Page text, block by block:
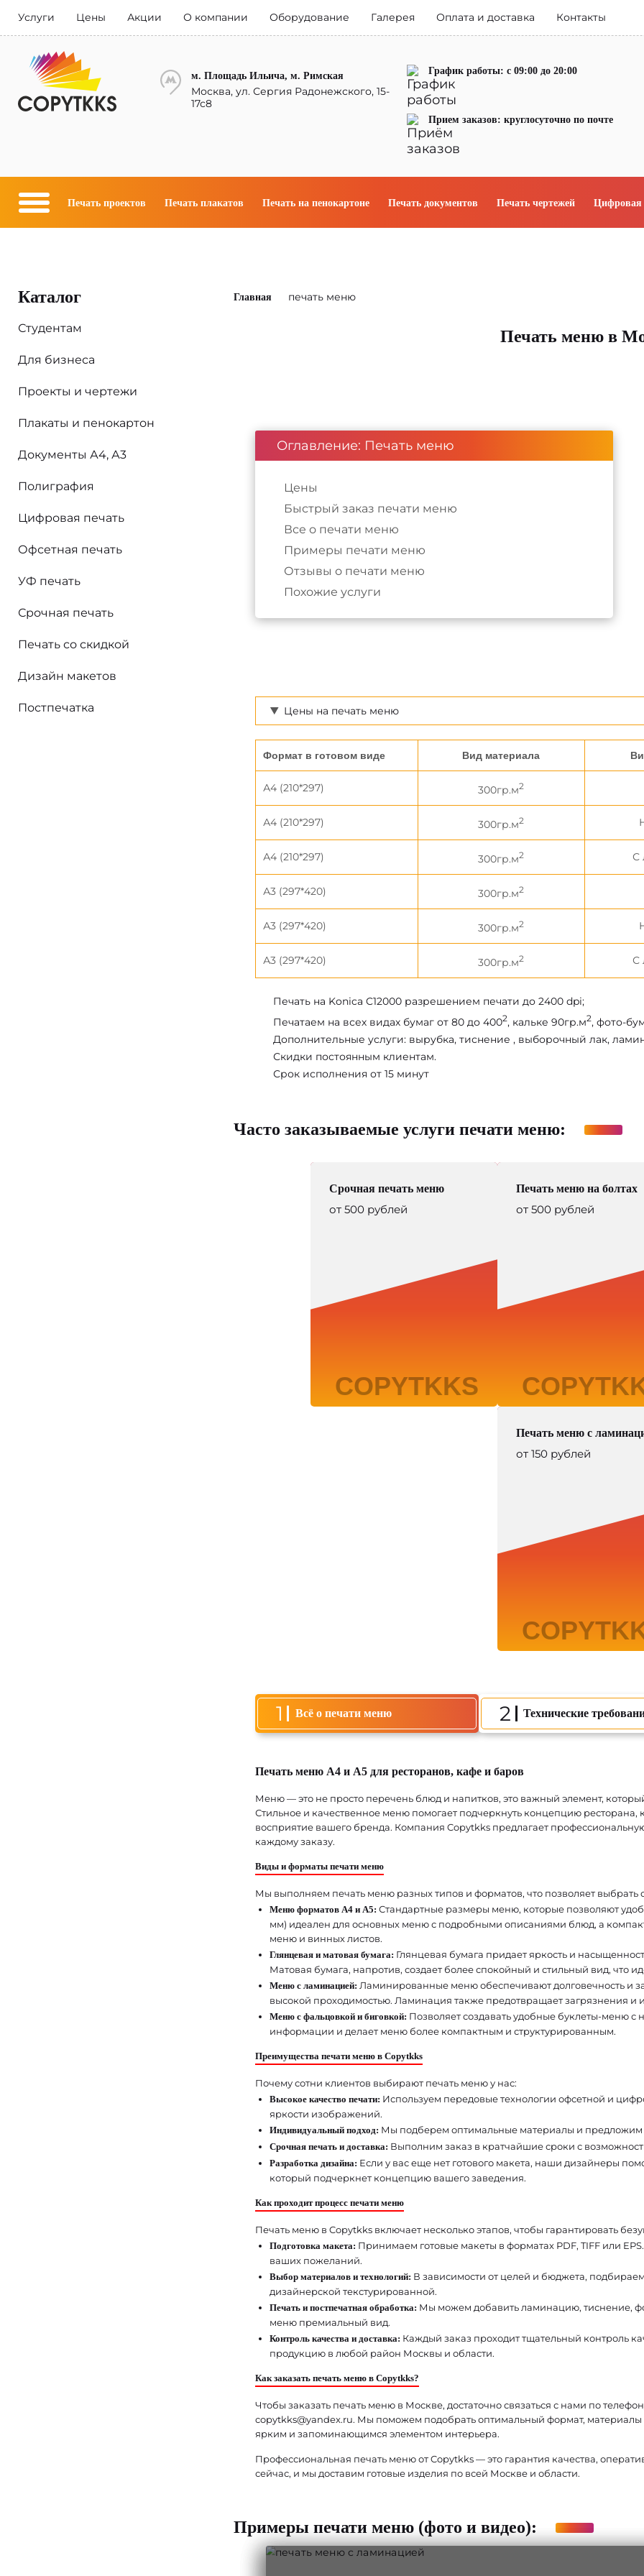
Услуги Цены Акции О компании Оборудование Галерея Оплата и доставка Контакты
м. Площадь Ильича, м. Римская
Москва, ул. Сергия Радонежского, 15-
17с8
График работы: с 09:00 до 20:00
Прием заказов: круглосуточно по почте
Печать проектов Печать плакатов Печать на пенокартоне Печать документов Печать чертежей Цифровая
Каталог
Студентам
Для бизнеса
Проекты и чертежи
Плакаты и пенокартон
Документы А4, А3
Полиграфия
Цифровая печать
Офсетная печать
УФ печать
Срочная печать
Печать со скидкой
Дизайн макетов
Постпечатка
Главная печать меню
Печать меню в
Оглавление: Печать меню
Цены
Быстрый заказ печати меню
Все о печати меню
Примеры печати меню
Отзывы о печати меню
Похожие услуги
Цены на печать меню
Формат в готовом виде Вид материала
А4 (210*297) 300гр.м2
А4 (210*297) 300гр.м2
А4 (210*297) 300гр.м2 С
А3 (297*420) 300гр.м2
А3 (297*420) 300гр.м2
А3 (297*420) 300гр.м2 С
Печать на Konica C12000 разрешением печати до 2400 dpi;
Печатаем на всех видах бумаг от 80 до 4002, кальке 90гр.м2, фото-
Дополнительные услуги: вырубка, тиснение , выборочный лак,
Скидки постоянным клиентам.
Срок исполнения от 15 минут
Часто заказываемые услуги печати меню:
Срочная печать меню
от 500 рублей
Печать меню на болтах
от 500 рублей
Печать меню с
от 150 рублей
1 Всё о печати меню 2 Технические
Печать меню А4 и А5 для ресторанов, кафе и баров
Меню — это не просто перечень блюд и напитков, это важный элемент,
Стильное и качественное меню помогает подчеркнуть концепцию ресторана,
восприятие вашего бренда. Компания Copytkks предлагает
каждому заказу.
Виды и форматы печати меню
Мы выполняем печать меню разных типов и форматов, что позволяет
Меню форматов A4 и A5: Стандартные размеры меню, которые позволяют
мм) идеален для основных меню с подробными описаниями блюд, а
меню и винных листов.
Глянцевая и матовая бумага: Глянцевая бумага придает яркость и
Матовая бумага, напротив, создает более спокойный и стильный вид, что
Меню с ламинацией: Ламинированные меню обеспечивают долговечность и
высокой проходимостью. Ламинация также предотвращает загрязнения и
Меню с фальцовкой и биговкой: Позволяет создавать удобные буклеты-меню с
информации и делает меню более компактным и структурированным.
Преимущества печати меню в Copytkks
Почему сотни клиентов выбирают печать меню у нас:
Высокое качество печати: Используем передовые технологии офсетной и
яркости изображений.
Индивидуальный подход: Мы подберем оптимальные материалы и
Срочная печать и доставка: Выполним заказ в кратчайшие сроки с
Разработка дизайна: Если у вас еще нет готового макета, наши дизайнеры
который подчеркнет концепцию вашего заведения.
Как проходит процесс печати меню
Печать меню в Copytkks включает несколько этапов, чтобы гарантировать
Подготовка макета: Принимаем готовые макеты в форматах PDF, TIFF или
ваших пожеланий.
Выбор материалов и технологий: В зависимости от целей и бюджета,
дизайнерской текстурированной.
Печать и постпечатная обработка: Мы можем добавить ламинацию, тиснение,
меню премиальный вид.
Контроль качества и доставка: Каждый заказ проходит тщательный контроль
продукцию в любой район Москвы и области.
Как заказать печать меню в Copytkks?
Чтобы заказать печать меню в Москве, достаточно связаться с нами по
copytkks@yandex.ru. Мы поможем подобрать оптимальный формат,
ярким и запоминающимся элементом интерьера.
Профессиональная печать меню от Copytkks — это гарантия качества,
сейчас, и мы доставим готовые изделия по всей Москве и области.
Примеры печати меню (фото и видео):